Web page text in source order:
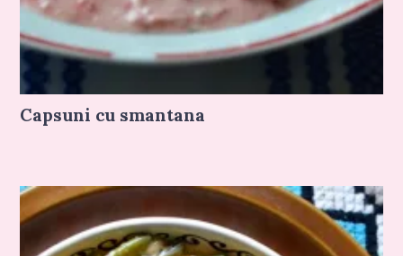
Capsuni cu smantana